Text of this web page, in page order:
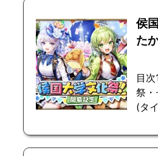
侯
た
目
祭・
(タ